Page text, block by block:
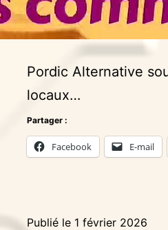
Pordic Alternative
locaux…
Partager :
Facebook E-mail
Publié le 1 février 2026